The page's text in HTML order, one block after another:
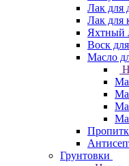
Лак для
Лак для
Яхтный
Воск
Масло
Грунтовки